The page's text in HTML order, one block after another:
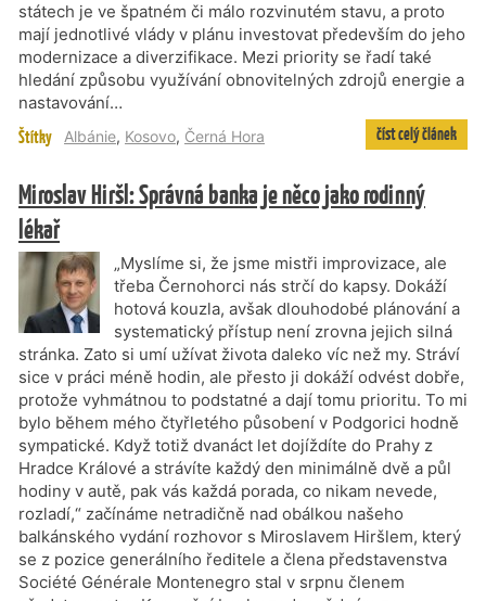
státech je ve špatném či málo rozvinutém stavu, a proto
mají jednotlivé vlády v plánu investovat především do jeho
modernizace a diverzifikace. Mezi priority se řadí také
hledání způsobu využívání obnovitelných zdrojů energie a
nastavování…
Štítky Albánie, Kosovo, Černá Hora číst celý článek
Miroslav Hiršl: Správná banka je něco jako rodinný
lékař
„Myslíme si, že jsme mistři improvizace, ale
třeba Černohorci nás strčí do kapsy. Dokáží
hotová kouzla, avšak dlouhodobé plánování a
systematický přístup není zrovna jejich silná
stránka. Zato si umí užívat života daleko víc než my. Stráví
sice v práci méně hodin, ale přesto ji dokáží odvést dobře,
protože vyhmátnou to podstatné a dají tomu prioritu. To mi
bylo během mého čtyřletého působení v Podgorici hodně
sympatické. Když totiž dvanáct let dojíždíte do Prahy z
Hradce Králové a strávíte každý den minimálně dvě a půl
hodiny v autě, pak vás každá porada, co nikam nevede,
rozladí,“ začínáme netradičně nad obálkou našeho
balkánského vydání rozhovor s Miroslavem Hiršlem, který
se z pozice generálního ředitele a člena představenstva
Société Générale Montenegro stal v srpnu členem